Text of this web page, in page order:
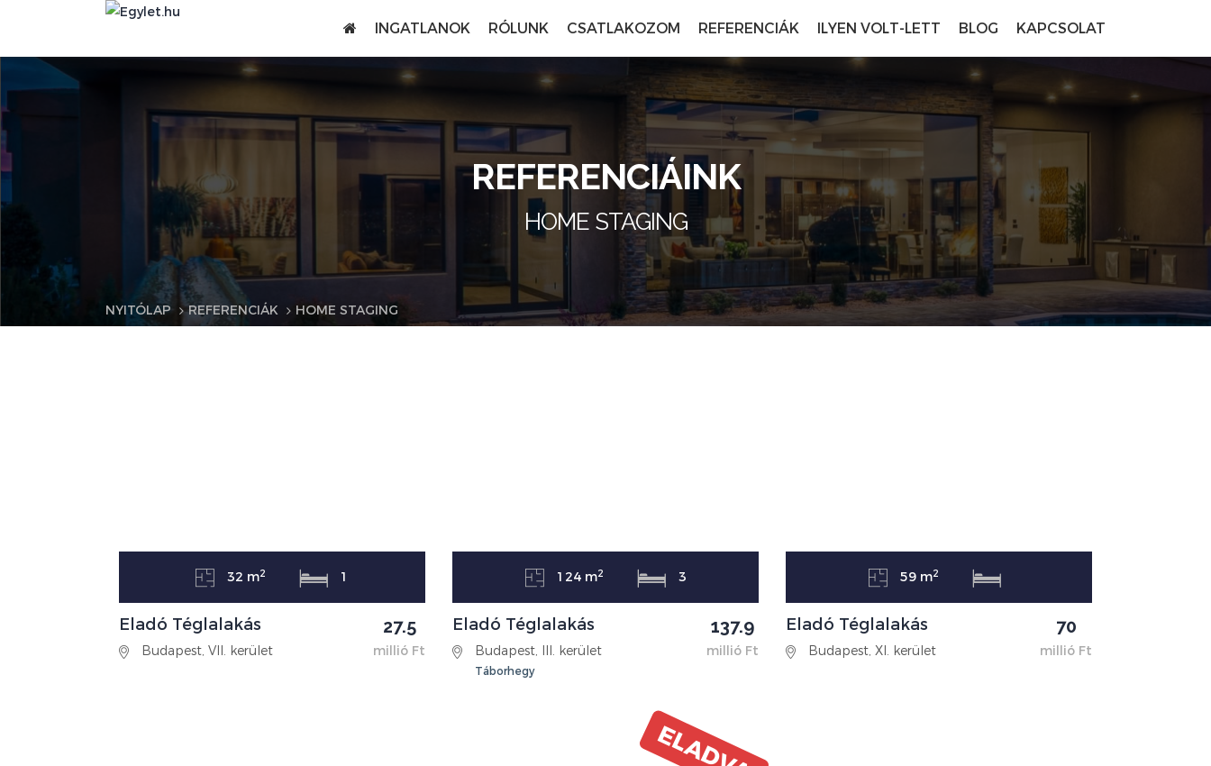
INGATLANOK RÓLUNK CSATLAKOZOM REFERENCIÁK ILYEN VOLT-LETT BLOG KAPCSOLAT
REFERENCIÁINK
HOME STAGING
NYITÓLAP REFERENCIÁK HOME STAGING
32 m2 1
27.5
millió Ft
Eladó Téglalakás
Budapest, VII. kerület
124 m2 3
137.9
millió Ft
Eladó Téglalakás
Budapest, III. kerület
Táborhegy
59 m2
70
millió Ft
Eladó Téglalakás
Budapest, XI. kerület